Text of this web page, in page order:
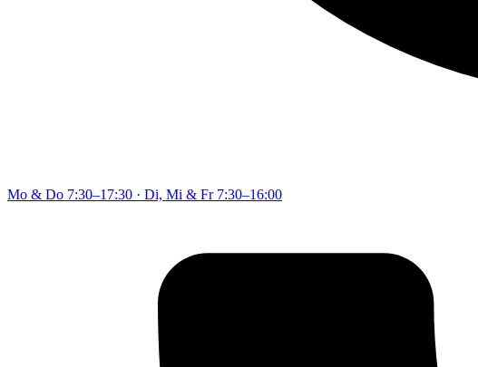
Mo & Do 7:30–17:30 · Di, Mi & Fr 7:30–16:00